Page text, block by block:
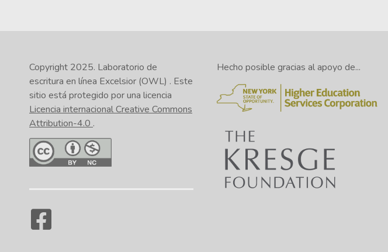
Copyright 2025. Laboratorio de
escritura en línea Excelsior (OWL) . Este
sitio está protegido por una licencia
Licencia internacional Creative Commons
Attribution-4.0 .
Hecho posible gracias al apoyo de...